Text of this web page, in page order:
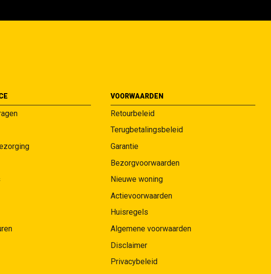
VOORWAARDEN
Retourbeleid
Terugbetalingsbeleid
Garantie
Bezorgvoorwaarden
Nieuwe woning
Actievoorwaarden
Huisregels
Algemene voorwaarden
Disclaimer
Privacybeleid